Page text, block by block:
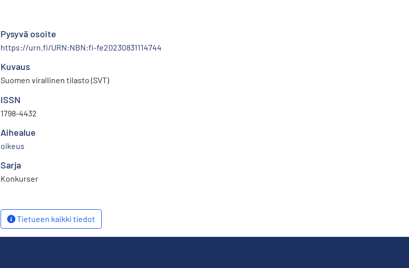
Pysyvä osoite
https://urn.fi/URN:NBN:fi-fe20230831114744
Kuvaus
Suomen virallinen tilasto (SVT)
ISSN
1798-4432
Aihealue
oikeus
Sarja
Konkurser
Tietueen kaikki tiedot